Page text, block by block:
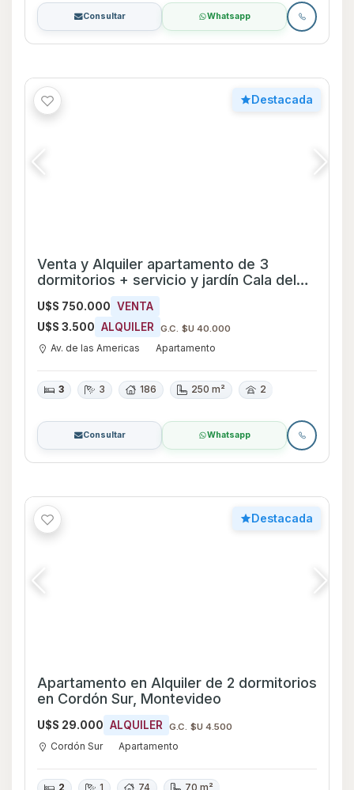
Consultar Whatsapp
Destacada
Venta y Alquiler apartamento de 3
dormitorios + servicio y jardín Cala del
Lago - Ref 2250
U$S 750.000 VENTA
U$S 3.500 ALQUILER G.C. $U 40.000
Av. de las Americas Apartamento
3 3 186 250 m² 2
Consultar Whatsapp
Destacada
Apartamento en Alquiler de 2 dormitorios
en Cordón Sur, Montevideo
U$S 29.000 ALQUILER G.C. $U 4.500
Cordón Sur Apartamento
2 1 74 70 m²